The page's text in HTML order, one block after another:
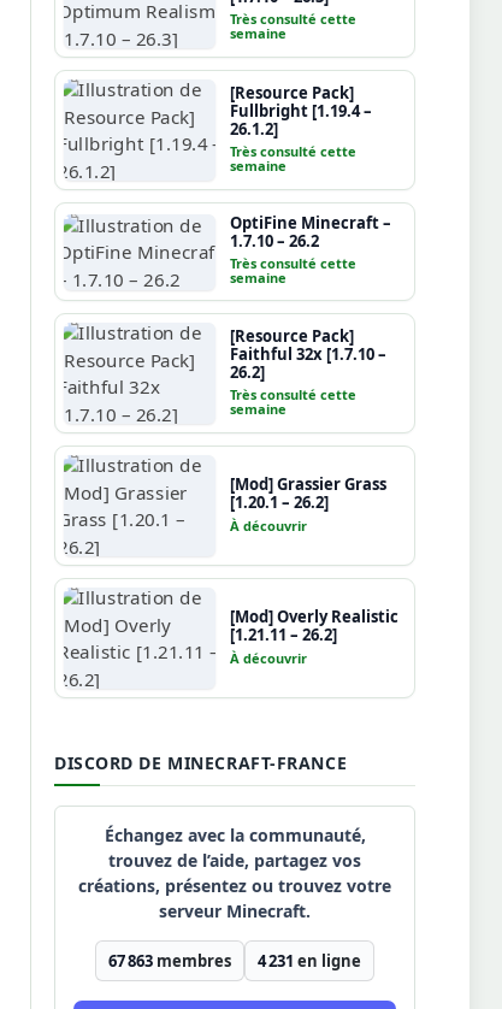
Très consulté cette
semaine
[Resource Pack]
Fullbright [1.19.4 –
26.1.2]
Très consulté cette
semaine
OptiFine Minecraft –
1.7.10 – 26.2
Très consulté cette
semaine
[Resource Pack]
Faithful 32x [1.7.10 –
26.2]
Très consulté cette
semaine
[Mod] Grassier Grass
[1.20.1 – 26.2]
À découvrir
[Mod] Overly Realistic
[1.21.11 – 26.2]
À découvrir
DISCORD DE MINECRAFT-FRANCE
Échangez avec la communauté,
trouvez de l’aide, partagez vos
créations, présentez ou trouvez votre
serveur Minecraft.
67 863 membres 4 231 en ligne